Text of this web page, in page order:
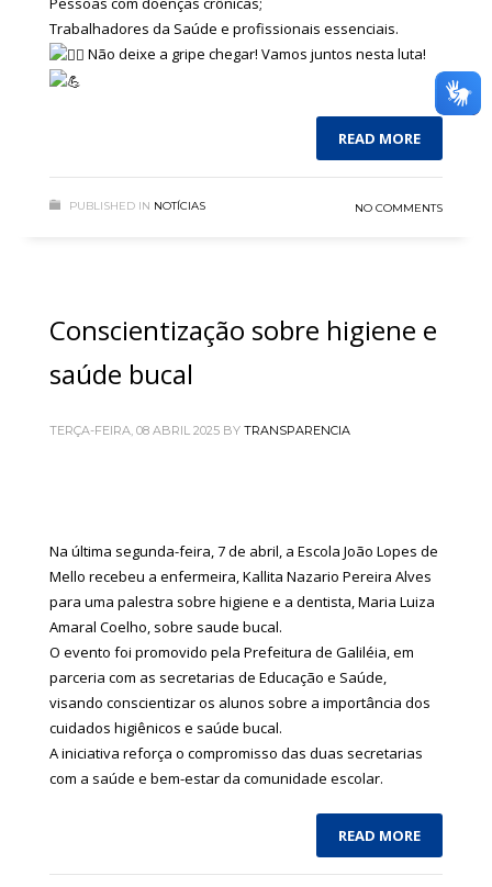
Trabalhadores da Saúde e profissionais essenciais.
Não deixe a gripe chegar! Vamos juntos nesta luta!
READ MORE
PUBLISHED IN NOTÍCIAS NO COMMENTS
Conscientização sobre higiene e
saúde bucal
TERÇA-FEIRA, 08 ABRIL 2025 BY TRANSPARENCIA
Na última segunda-feira, 7 de abril, a Escola João Lopes de
Mello recebeu a enfermeira, Kallita Nazario Pereira Alves
para uma palestra sobre higiene e a dentista, Maria Luiza
Amaral Coelho, sobre saude bucal.
O evento foi promovido pela Prefeitura de Galiléia, em
parceria com as secretarias de Educação e Saúde,
visando conscientizar os alunos sobre a importância dos
cuidados higiênicos e saúde bucal.
A iniciativa reforça o compromisso das duas secretarias
com a saúde e bem-estar da comunidade escolar.
READ MORE